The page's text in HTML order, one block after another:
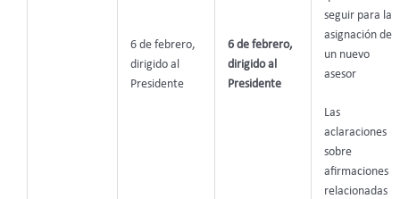
6 de febrero,
dirigido al
Presidente
6 de febrero,
dirigido al
Presidente
seguir para la
asignación de
un nuevo
asesor
Las
aclaraciones
sobre
afirmaciones
relacionadas